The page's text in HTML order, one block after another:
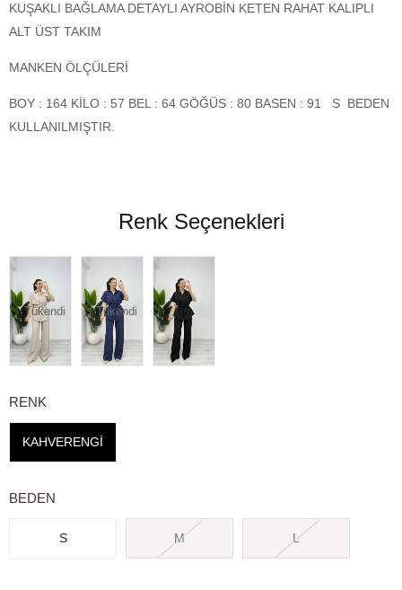
KUŞAKLI BAĞLAMA DETAYLI AYROBİN KETEN RAHAT KALIPLI
ALT ÜST TAKIM
MANKEN ÖLÇÜLERİ
BOY : 164 KİLO : 57 BEL : 64 GÖĞÜS : 80 BASEN : 91 S BEDEN
KULLANILMIŞTIR.
Renk Seçenekleri
Tükendi Tükendi
RENK
KAHVERENGİ
BEDEN
S M L